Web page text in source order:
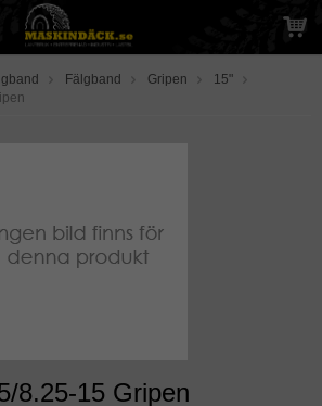
Fälgband Gripen
15"
8.25-15 Gripen